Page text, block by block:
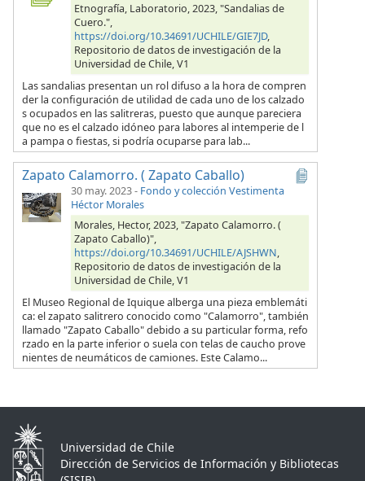
Etnografía, Laboratorio, 2023, "Sandalias de
Cuero.",
https://doi.org/10.34691/UCHILE/GIE7JD,
Repositorio de datos de investigación de la
Universidad de Chile, V1
Las sandalias presentan un rol difuso a la hora de compren
der la configuración de utilidad de cada uno de los calzado
s ocupados en las salitreras, puesto que aunque pareciera
que no es el calzado idóneo para labores al intemperie de l
a pampa o fiestas, si podría ocuparse para lab...
Zapato Calamorro. ( Zapato Caballo)
30 may. 2023- Fondo y colección Vestimenta
Héctor Morales
Morales, Hector, 2023, "Zapato Calamorro. (
Zapato Caballo)",
https://doi.org/10.34691/UCHILE/AJSHWN,
Repositorio de datos de investigación de la
Universidad de Chile, V1
El Museo Regional de Iquique alberga una pieza emblemáti
ca: el zapato salitrero conocido como "Calamorro", también
llamado "Zapato Caballo" debido a su particular forma, refo
rzado en la parte inferior o suela con telas de caucho prove
nientes de neumáticos de camiones. Este Calamo...
Universidad de Chile
Dirección de Servicios de Información y Bibliotecas